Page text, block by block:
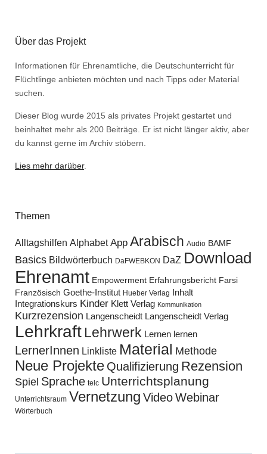
Über das Projekt
Informationen für Ehrenamtliche, die Deutschunterricht für
Flüchtlinge anbieten möchten und nach Tipps oder Material
suchen.
Dieser Blog wurde 2015 als privates Projekt gestartet und
beinhaltet mehr als 200 Beiträge. Er ist nicht länger aktiv, aber
du kannst gerne im Archiv stöbern.
Lies mehr darüber.
Themen
Alltagshilfen Alphabet App Arabisch Audio BAMF
Basics Bildwörterbuch DaFWEBKON DaZ Download
Ehrenamt Empowerment Erfahrungsbericht Farsi
Französisch Goethe-Institut Hueber Verlag
Inhalt
Integrationskurs Kinder Klett Verlag Kommunikation
Kurzrezension Langenscheidt Langenscheidt Verlag
LehrkraftLehrwerk Lernen lernen
LernerInnen Linkliste Material Methode
Neue Projekte Qualifizierung Rezension
Spiel Sprache telc Unterrichtsplanung
Unterrichtsraum Vernetzung VideoWebinar
Wörterbuch